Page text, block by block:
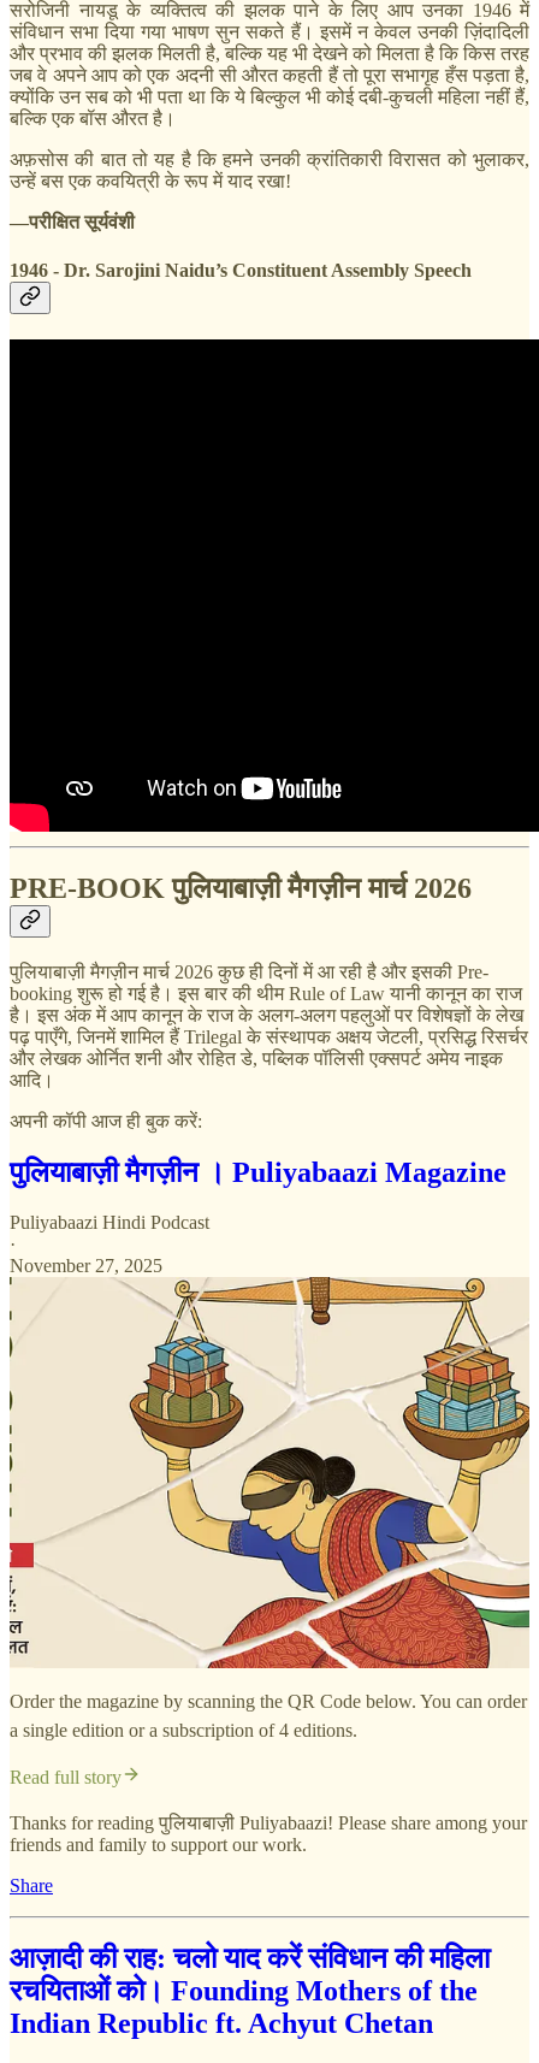
सरोजिनी नायडू के व्यक्तित्व की झलक पाने के लिए आप उनका 1946 में
संविधान सभा दिया गया भाषण सुन सकते हैं। इसमें न केवल उनकी ज़िंदादिली
और प्रभाव की झलक मिलती है, बल्कि यह भी देखने को मिलता है कि किस तरह
जब वे अपने आप को एक अदनी सी औरत कहती हैं तो पूरा सभागृह हँस पड़ता है,
क्योंकि उन सब को भी पता था कि ये बिल्कुल भी कोई दबी-कुचली महिला नहीं हैं,
बल्कि एक बॉस औरत है।
अफ़सोस की बात तो यह है कि हमने उनकी क्रांतिकारी विरासत को भुलाकर,
उन्हें बस एक कवयित्री के रूप में याद रखा!
—परीक्षित सूर्यवंशी
1946 - Dr. Sarojini Naidu’s Constituent Assembly Speech
PRE-BOOK पुलियाबाज़ी मैगज़ीन मार्च 2026
पुलियाबाज़ी मैगज़ीन मार्च 2026 कुछ ही दिनों में आ रही है और इसकी Pre-
booking शुरू हो गई है। इस बार की थीम Rule of Law यानी कानून का राज
है। इस अंक में आप कानून के राज के अलग-अलग पहलुओं पर विशेषज्ञों के लेख
पढ़ पाएँगे, जिनमें शामिल हैं Trilegal के संस्थापक अक्षय जेटली, प्रसिद्ध रिसर्चर
और लेखक ओर्नित शनी और रोहित डे, पब्लिक पॉलिसी एक्सपर्ट अमेय नाइक
आदि।
अपनी कॉपी आज ही बुक करें:
पुलियाबाज़ी मैगज़ीन । Puliyabaazi Magazine
Puliyabaazi Hindi Podcast
·
November 27, 2025
Order the magazine by scanning the QR Code below. You can order
a single edition or a subscription of 4 editions.
Read full story
Thanks for reading पुलियाबाज़ी Puliyabaazi! Please share among your
friends and family to support our work.
Share
आज़ादी की राह: चलो याद करें संविधान की महिला
रचयिताओं को। Founding Mothers of the
Indian Republic ft. Achyut Chetan